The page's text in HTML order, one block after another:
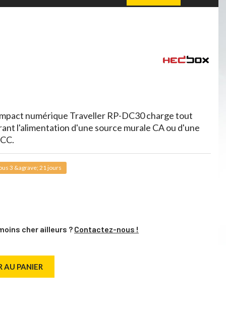
numérique Traveller RP-DC30 charge tout
l'alimentation d'une source murale CA ou d'une
3 &agrave; 21 jours
cher ailleurs ? Contactez-nous !
AU PANIER